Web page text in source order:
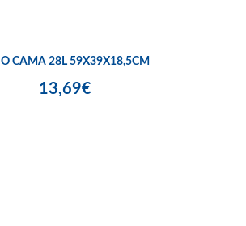
CAMA 28L 59X39X18,5CM
13,69€